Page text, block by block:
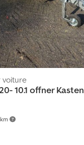
voiture
10.1 offner Kasten